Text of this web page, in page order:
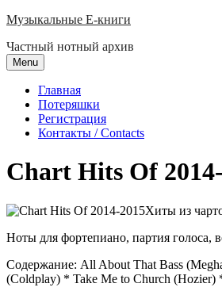
Skip
content
Музыкальные E-книги
Частный нотный архив
Menu
Главная
Потеряшки
Регистрация
Контакты / Contacts
Chart Hits Of
Хиты из
Ноты для фортепиано, партия голоса,
Содержание: All About That Bass
(Coldplay) * Take Me to Church